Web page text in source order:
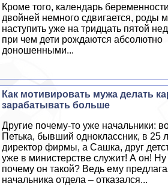
Кроме того, календарь беременности
двойней немного сдвигается, роды
наступить уже на тридцать пятой
при чем дети рождаются абсолютно
доношенными...
Как мотивировать мужа делать
заpaбатывать больше
Другие почему-то уже начальники:
Петька, бывший одноклассник, в 25
директор фирмы, а Сашка, друг
уже в министерстве служит! А он! Ну
почему он такой? Ведь ему
начальника отдела – отказался...